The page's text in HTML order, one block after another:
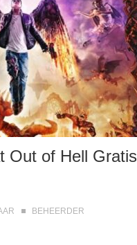
Out of Hell Gratis
BEHEERDER